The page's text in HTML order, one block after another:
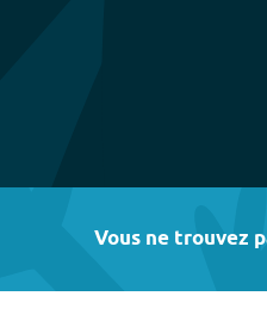
Vous ne trouvez